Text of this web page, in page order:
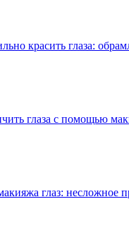
красить глаза:
глаза с помощью
глаз: несложное